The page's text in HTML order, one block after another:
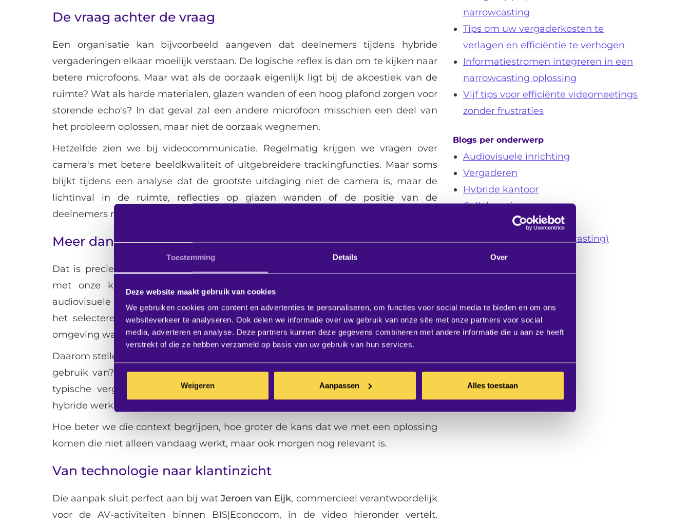
Toestemming Details Over
Deze website maakt gebruik van cookies
We gebruiken cookies om content en advertenties te personaliseren, om functies voor social media te bieden en om ons
websiteverkeer te analyseren. Ook delen we informatie over uw gebruik van onze site met onze partners voor social
media, adverteren en analyse. Deze partners kunnen deze gegevens combineren met andere informatie die u aan ze heeft
verstrekt of die ze hebben verzameld op basis van uw gebruik van hun services.
Weigeren Aanpassen Alles toestaan
De vraag achter de vraag
Een organisatie kan bijvoorbeeld aangeven dat deelnemers tijdens hybride
vergaderingen elkaar moeilijk verstaan. De logische reflex is dan om te kijken naar
betere microfoons. Maar wat als de oorzaak eigenlijk ligt bij de akoestiek van de
ruimte? Wat als harde materialen, glazen wanden of een hoog plafond zorgen voor
storende echo's? In dat geval zal een andere microfoon misschien een deel van
het probleem oplossen, maar niet de oorzaak wegnemen.
Hetzelfde zien we bij videocommunicatie. Regelmatig krijgen we vragen over
camera's met betere beeldkwaliteit of uitgebreidere trackingfuncties. Maar soms
blijkt tijdens een analyse dat de grootste uitdaging niet de camera is, maar de
lichtinval in de ruimte, reflecties op glazen wanden of de positie van de
deelnemers rond de tafel. Ook daar kijken we verder dan de technologie alleen.
Meer dan schermen en microfoons
Dat is precies wat we bedoelen wanneer we zeggen dat we graag meedenken
met onze klanten. Natuurlijk beschikken we over de kennis om de juiste
audiovisuele oplossingen te adviseren. Maar onze meerwaarde zit niet alleen in
het selecteren van de juiste producten. Ze zit vooral in het begrijpen van de
omgeving waarin die technologie moet functioneren.
Daarom stellen we vaak veel vragen. Hoe wordt de ruimte gebruikt? Wie maakt er
gebruik van? Wat werkt vandaag goed? Wat zorgt voor frustratie? Hoe ziet een
typische vergadering eruit? Welke ambities heeft de organisatie op vlak van
hybride werken?
Hoe beter we die context begrijpen, hoe groter de kans dat we met een oplossing
komen die niet alleen vandaag werkt, maar ook morgen nog relevant is.
Van technologie naar klantinzicht
Die aanpak sluit perfect aan bij wat Jeroen van Eijk, commercieel verantwoordelijk
voor de AV-activiteiten binnen BIS|Econocom, in de video hieronder vertelt.
narrowcasting
Tips om uw vergaderkosten te
verlagen en efficiëntie te verhogen
Informatiestromen integreren in een
narrowcasting oplossing
Vijf tips voor efficiënte videomeetings
zonder frustraties
Blogs per onderwerp
Audiovisuele inrichting
Vergaderen
Hybride kantoor
Collaboration
Videoconference
Digital signage (narrowcasting)
Room- & desk booking
As-a-Service
Digitale receptie